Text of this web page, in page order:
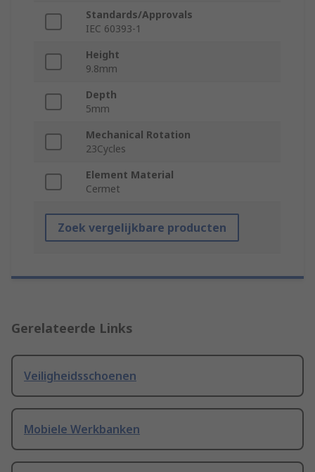
Standards/Approvals
IEC 60393-1
Height
9.8mm
Depth
5mm
Mechanical Rotation
23Cycles
Element Material
Cermet
Zoek vergelijkbare producten
Gerelateerde Links
Veiligheidsschoenen
Mobiele Werkbanken